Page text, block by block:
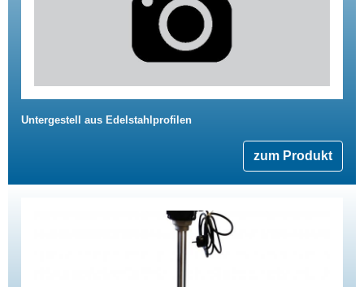
Untergestell aus Edelstahlprofilen
zum Produkt